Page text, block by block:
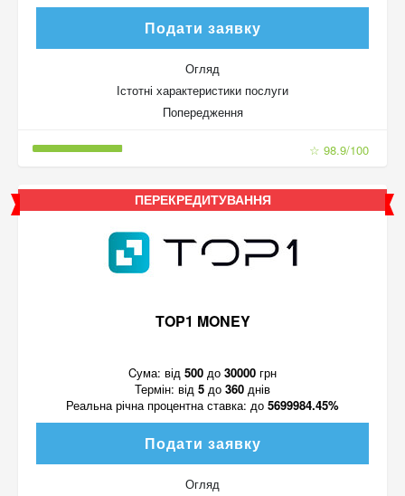
Подати заявку
Огляд
Істотні характеристики послуги
Попередження
☆ 98.9/100
ПЕРЕКРЕДИТУВАННЯ
TOP1 MONEY
Cума: від 500 до 30000 грн
Термін: від 5 до 360 днів
Реальна річна процентна ставка: до 5699984.45%
Подати заявку
Огляд